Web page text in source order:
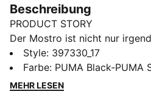
Beschreibung
PRODUCT STORY
Der Mostro ist nicht nur
Jahren ist er das Go-to für
brechen, statt ihnen zu folgen.
Programm: Mostro – italienisch
Style: 397330_17
Farbe: PUMA Black-PUMA
MEHR LESEN